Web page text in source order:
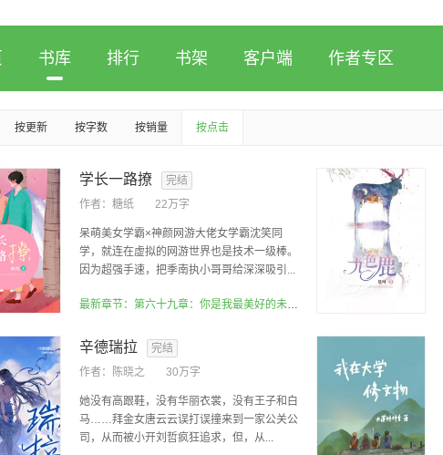
书库 排行 书架 客户端 作者专区
按更新 按字数 按销量 按点击
学长一路撩
完结
作者： 糖纸 22万字
呆萌美女学霸×神颜网游大佬女学霸沈笑同
学，就连在虚拟的网游世界也是技术一级棒。
因为超强手速，把季南执小哥哥给深深吸引...
最新章节：第六十九章：你是我最美好的未来（完结）
辛德瑞拉
完结
作者：
陈晓之 30万字
她没有高跟鞋，没有华丽衣裳，没有王子和白
马……拜金女唐云云误打误撞来到一家公关公
司，从而被小开刘哲疯狂追求，但，从...